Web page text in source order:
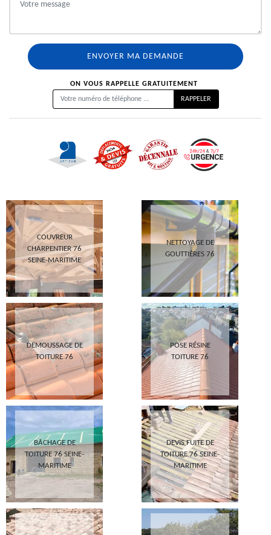
ON VOUS RAPPELLE GRATUITEMENT
COUVREUR
CHARPENTIER 76
SEINE-MARITIME
NETTOYAGE DE
GOUTTIÈRES 76
DEMOUSSAGE DE
TOITURE 76
POSE RÉSINE
TOITURE 76
BÂCHAGE DE
TOITURE 76 SEINE-
MARITIME
DEVIS FUITE DE
TOITURE 76 SEINE-
MARITIME